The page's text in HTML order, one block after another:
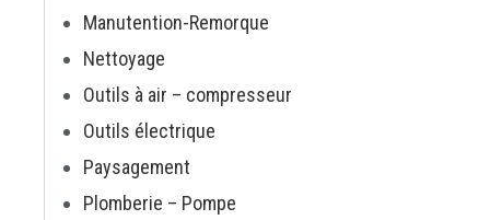
Manutention-Remorque
Nettoyage
Outils à air – compresseur
Outils électrique
Paysagement
Plomberie – Pompe